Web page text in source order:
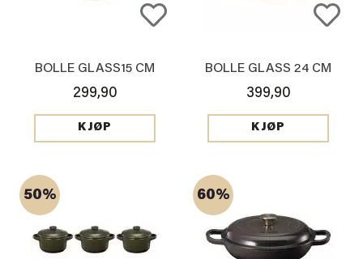
BOLLE GLASS15 CM
299,90
KJØP
BOLLE GLASS 24 CM
399,90
KJØP
50% 60%